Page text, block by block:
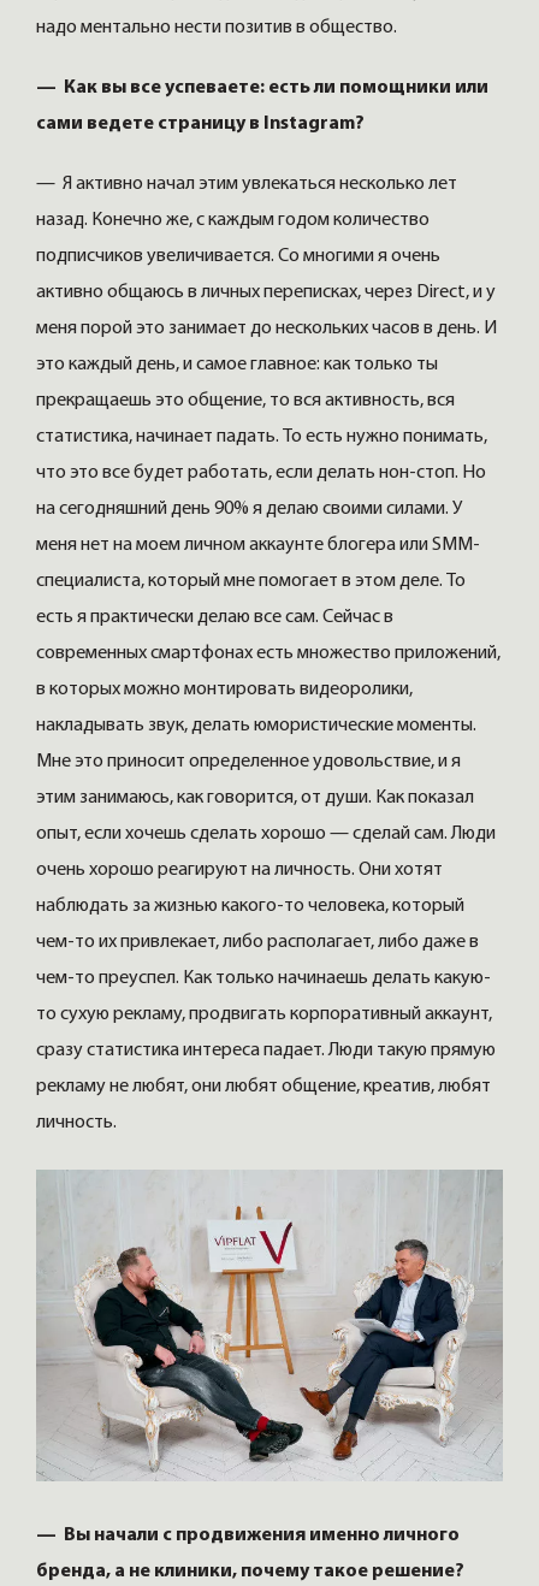
надо ментально нести позитив в общество.
— Как вы все успеваете: есть ли помощники или
сами ведете страницу в Instagram?
— Я активно начал этим увлекаться несколько лет
назад. Конечно же, с каждым годом количество
подписчиков увеличивается. Со многими я очень
активно общаюсь в личных переписках, через Direct, и у
меня порой это занимает до нескольких часов в день. И
это каждый день, и самое главное: как только ты
прекращаешь это общение, то вся активность, вся
статистика, начинает падать. То есть нужно понимать,
что это все будет работать, если делать нон-стоп. Но
на сегодняшний день 90% я делаю своими силами. У
меня нет на моем личном аккаунте блогера или SММ-
специалиста, который мне помогает в этом деле. То
есть я практически делаю все сам. Сейчас в
современных смартфонах есть множество приложений,
в которых можно монтировать видеоролики,
накладывать звук, делать юмористические моменты.
Мне это приносит определенное удовольствие, и я
этим занимаюсь, как говорится, от души. Как показал
опыт, если хочешь сделать хорошо — сделай сам. Люди
очень хорошо реагируют на личность. Они хотят
наблюдать за жизнью какого-то человека, который
чем-то их привлекает, либо располагает, либо даже в
чем-то преуспел. Как только начинаешь делать какую-
то сухую рекламу, продвигать корпоративный аккаунт,
сразу статистика интереса падает. Люди такую прямую
рекламу не любят, они любят общение, креатив, любят
личность.
— Вы начали с продвижения именно личного
бренда, а не клиники, почему такое решение?